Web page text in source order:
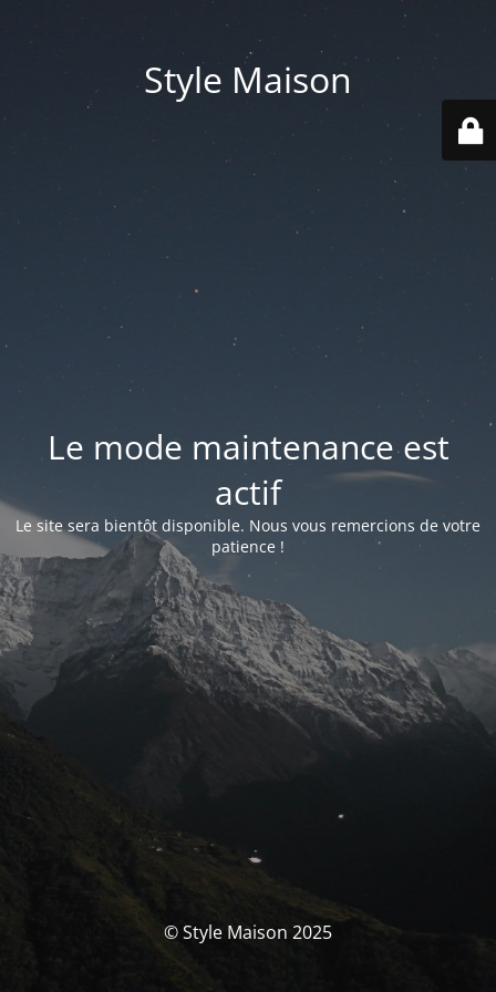
Style Maison
Le mode maintenance est
actif
Le site sera bientôt disponible. Nous vous remercions de votre
patience !
© Style Maison 2025